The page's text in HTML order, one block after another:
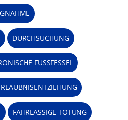
DURCHSUCHUNG
FUSSFESSEL
FAHRLÄSSIGE TÖTUNG